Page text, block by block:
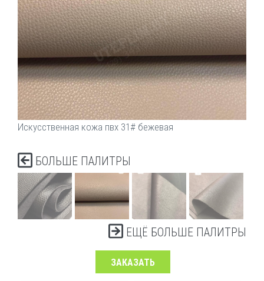
Искусственная кожа пвх 31# бежевая
БОЛЬШЕ ПАЛИТРЫ
ЕЩЁ БОЛЬШЕ ПАЛИТРЫ
ЗАКАЗАТЬ